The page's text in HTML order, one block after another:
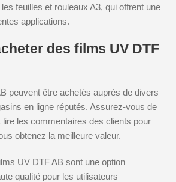
feuilles et rouleaux A3, qui offrent une
applications.
des films UV DTF
peuvent être achetés auprès de divers
en ligne réputés. Assurez-vous de
les commentaires des clients pour
obtenez la meilleure valeur.
UV DTF AB sont une option
qualité pour les utilisateurs